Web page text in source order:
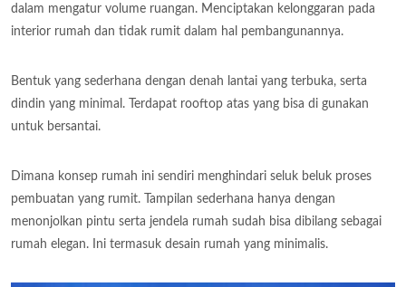
dalam mengatur volume ruangan. Menciptakan kelonggaran pada
interior rumah dan tidak rumit dalam hal pembangunannya.
Bentuk yang sederhana dengan denah lantai yang terbuka, serta
dindin yang minimal. Terdapat rooftop atas yang bisa di gunakan
untuk bersantai.
Dimana konsep rumah ini sendiri menghindari seluk beluk proses
pembuatan yang rumit. Tampilan sederhana hanya dengan
menonjolkan pintu serta jendela rumah sudah bisa dibilang sebagai
rumah elegan. Ini termasuk desain rumah yang minimalis.